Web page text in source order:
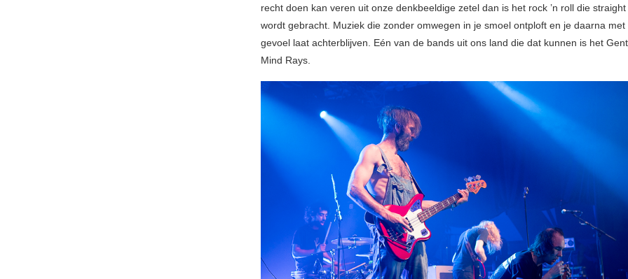
recht doen kan veren uit onze denkbeeldige zetel dan is het rock ’n roll die
wordt gebracht. Muziek die zonder omwegen in je smoel ontploft en je daarna met
gevoel laat achterblijven. Eén van de bands uit ons land die dat kunnen is het
Mind Rays.